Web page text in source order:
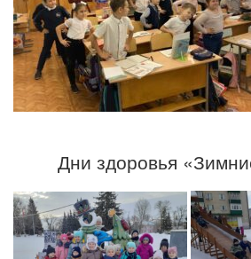
Дни здоровья